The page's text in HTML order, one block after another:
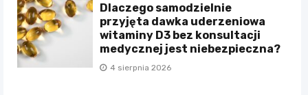
Dlaczego samodzielnie
przyjęta dawka uderzeniowa
witaminy D3 bez konsultacji
medycznej jest niebezpieczna?
4 sierpnia 2026